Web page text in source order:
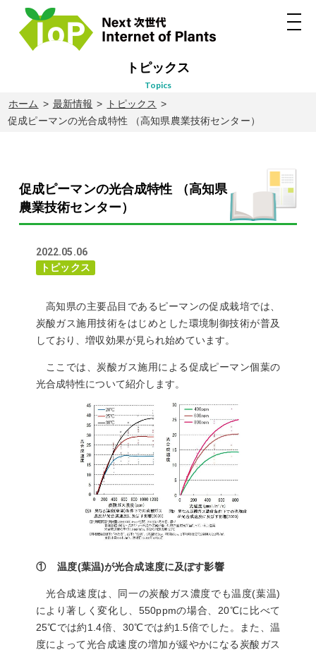
トピックス
topics
ホーム 最新情報
トピックス
促成ピーマンの光合成特性 （高知県農業技術センター）
促成ピーマンの光合成特性 （高知県
農業技術センター）
2022.05.06
トピックス
高知県の主要品目であるピーマンの促成栽培では、
炭酸ガス施用技術をはじめとした環境制御技術が普及
しており、増収効果が見られ始めています。
ここでは、炭酸ガス施用による促成ピーマン個葉の
光合成特性について紹介します。
① 温度(葉温)が光合成速度に及ぼす影響
光合成速度は、同一の炭酸ガス濃度でも温度(葉温)
により著しく変化し、550ppmの場合、20℃に比べて
25℃では約1.4倍、30℃では約1.5倍でした。また、温
度によって光合成速度の増加が緩やかになる炭酸ガス